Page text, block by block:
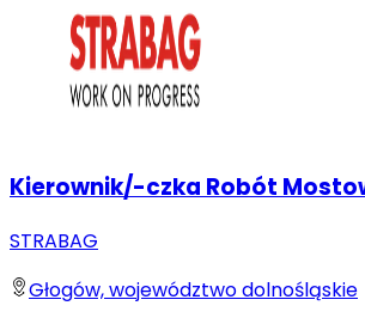
Kierownik/-czka Robót
STRABAG
Głogów, województwo dolnośląskie